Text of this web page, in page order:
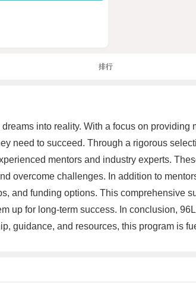
排行
into reality. With a focus on providing
need to succeed. Through a rigorous
mentors and industry experts.
overcome challenges. In addition to
and funding options. This comprehensive
up for long-term success. In conclusion,
guidance, and resources, this program is